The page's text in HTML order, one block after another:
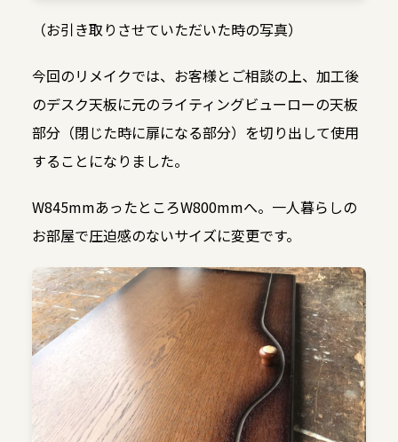
（お引き取りさせていただいた時の写真）
今回のリメイクでは、お客様とご相談の上、加工後
のデスク天板に元のライティングビューローの天板
部分（閉じた時に扉になる部分）を切り出して使用
することになりました。
W845mmあったところW800mmへ。一人暮らしの
お部屋で圧迫感のないサイズに変更です。